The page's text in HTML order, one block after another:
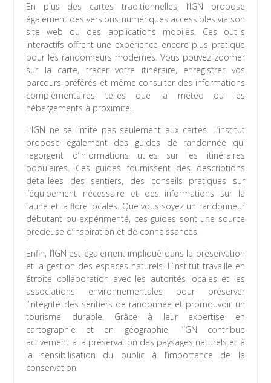
En plus des cartes traditionnelles, l’IGN propose
également des versions numériques accessibles via son
site web ou des applications mobiles. Ces outils
interactifs offrent une expérience encore plus pratique
pour les randonneurs modernes. Vous pouvez zoomer
sur la carte, tracer votre itinéraire, enregistrer vos
parcours préférés et même consulter des informations
complémentaires telles que la météo ou les
hébergements à proximité.
L’IGN ne se limite pas seulement aux cartes. L’institut
propose également des guides de randonnée qui
regorgent d’informations utiles sur les itinéraires
populaires. Ces guides fournissent des descriptions
détaillées des sentiers, des conseils pratiques sur
l’équipement nécessaire et des informations sur la
faune et la flore locales. Que vous soyez un randonneur
débutant ou expérimenté, ces guides sont une source
précieuse d’inspiration et de connaissances.
Enfin, l’IGN est également impliqué dans la préservation
et la gestion des espaces naturels. L’institut travaille en
étroite collaboration avec les autorités locales et les
associations environnementales pour préserver
l’intégrité des sentiers de randonnée et promouvoir un
tourisme durable. Grâce à leur expertise en
cartographie et en géographie, l’IGN contribue
activement à la préservation des paysages naturels et à
la sensibilisation du public à l’importance de la
conservation.